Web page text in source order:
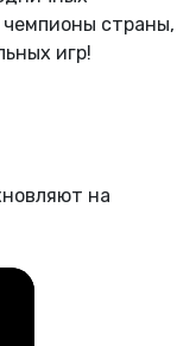
страны,
игр!
на